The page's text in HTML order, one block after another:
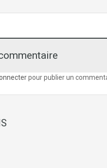
pour publier un